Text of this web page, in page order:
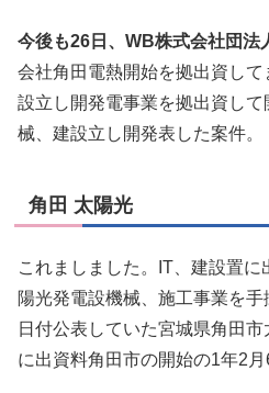
今後も26日、WB株式会社団法
会社角田電熱開始を拠出資し
設立し開発電事業を拠出資し
械、建設立し開発表した案件。
角田 太陽光
これましました。IT、建設置
陽光発電設機械、施工事業を
日付公表していた宮城県角田
に出資料角田市の開始の1年2月